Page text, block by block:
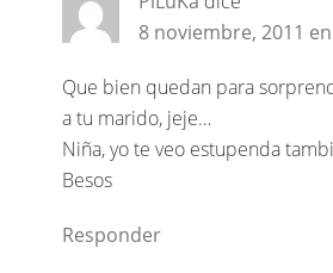
8 noviembre, 2011
Que bien quedan para
a tu marido, jeje…
Niña, yo te veo estupenda
Besos
Responder